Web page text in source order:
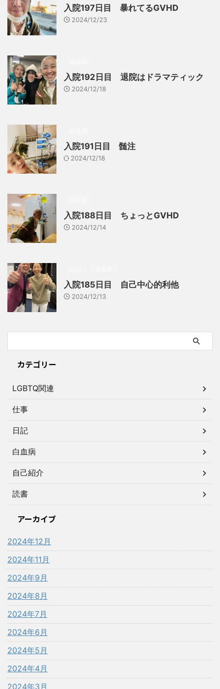
入院197日目 暴れてるGVHD
2024/12/23
入院192日目 退院はドラマティック
2024/12/18
入院191日目 髄注
2024/12/18
入院188日目 ちょっとGVHD
2024/12/14
入院185日目 自己中心的利他
2024/12/13
カテゴリー
LGBTQ関連
仕事
日記
白血病
自己紹介
読書
アーカイブ
2024年12月
2024年11月
2024年9月
2024年8月
2024年7月
2024年6月
2024年5月
2024年4月
2024年3月